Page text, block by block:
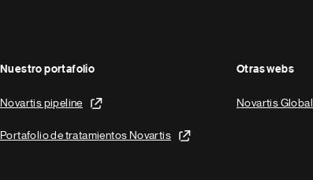
Nuestro portafolio
Novartis pipeline
Portafolio de tratamientos Novartis
Otras webs
Novartis Global